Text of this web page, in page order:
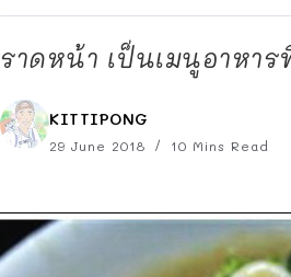
ราดหน้า เป็นเมนูอาหา
KITTIPONG
29 June 2018 10 Mins Read